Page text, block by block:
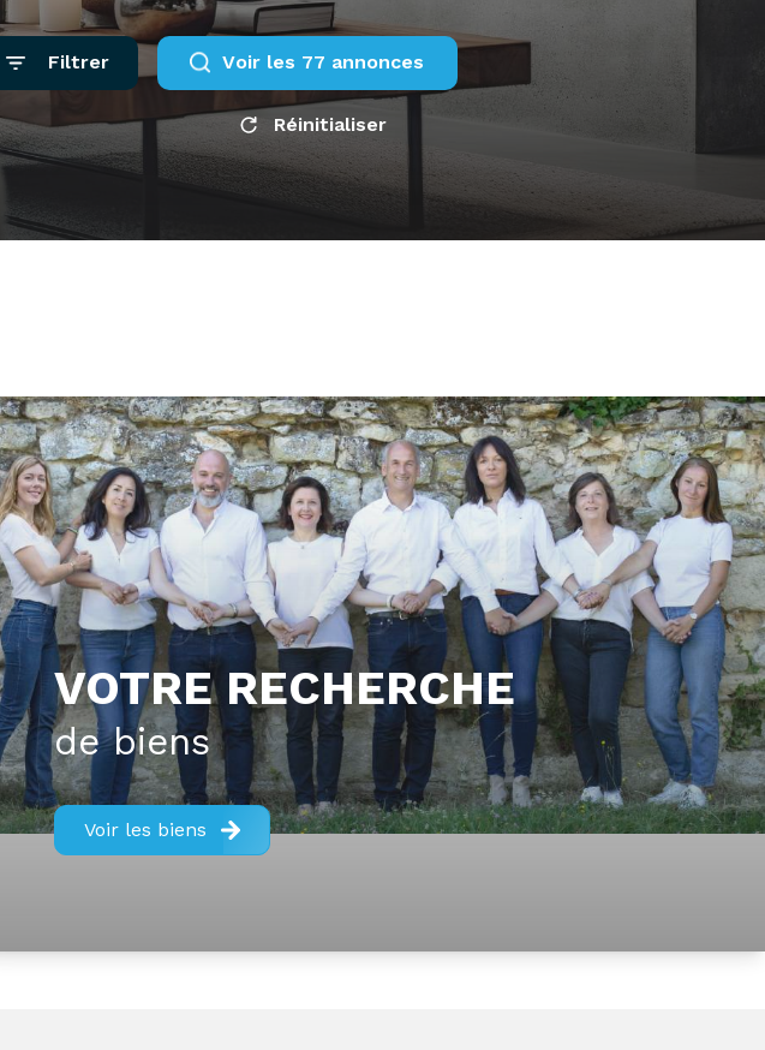
Filtrer voir les 77 annonces
Réinitialiser
VOTRE RECHERCHE
de biens
Voir les biens